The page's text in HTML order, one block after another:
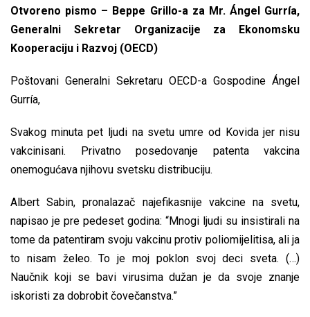
o
o
k
A
p
p
d
I
n
d
i
n
Otvoreno pismo – Beppe Grillo-a za Mr. Ángel Gurría,
Generalni Sekretar Organizacije za Ekonomsku
Kooperaciju i Razvoj (OECD)
Poštovani Generalni Sekretaru OECD-a Gospodine Ángel
Gurría,
Svakog minuta pet ljudi na svetu umre od Kovida jer nisu
vakcinisani. Privatno posedovanje patenta vakcina
onemogućava njihovu svetsku distribuciju.
Albert Sabin, pronalazač najefikasnije vakcine na svetu,
napisao je pre pedeset godina: “Mnogi ljudi su insistirali na
tome da patentiram svoju vakcinu protiv poliomijelitisa, ali ja
to nisam želeo. To je moj poklon svoj deci sveta. (…)
Naučnik koji se bavi virusima dužan je da svoje znanje
iskoristi za dobrobit čovečanstva.”